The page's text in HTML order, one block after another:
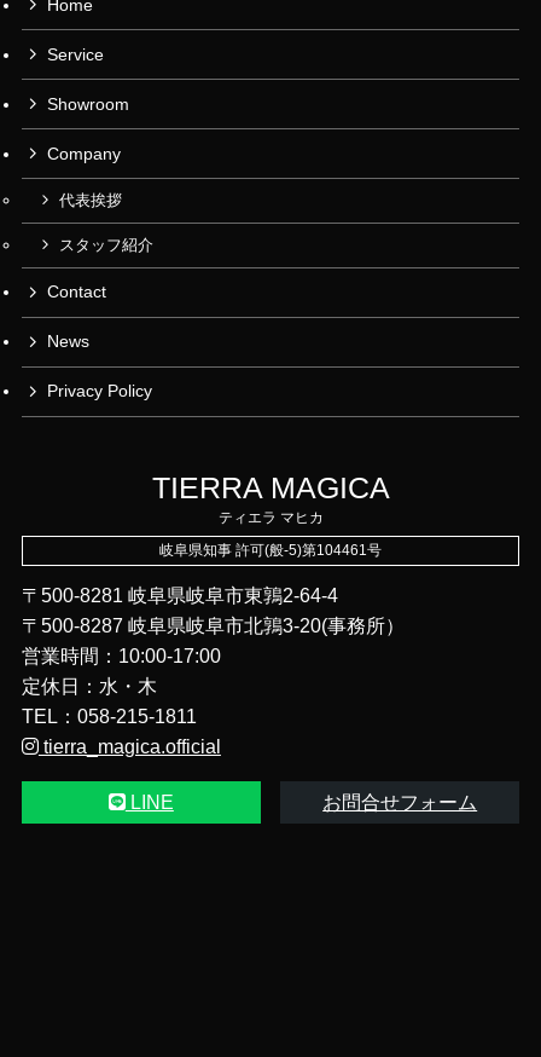
Home
Service
Showroom
Company
代表挨拶
スタッフ紹介
Contact
News
Privacy Policy
TIERRA MAGICA
ティエラ マヒカ
岐阜県知事 許可(般-5)第104461号
〒500-8281 岐阜県岐阜市東鶉2-64-4
〒500‑8287 岐阜県岐阜市北鶉3-20(事務所）
営業時間：10:00-17:00
定休日：水・木
TEL：058-215-1811
tierra_magica.official
LINE お問合せフォーム